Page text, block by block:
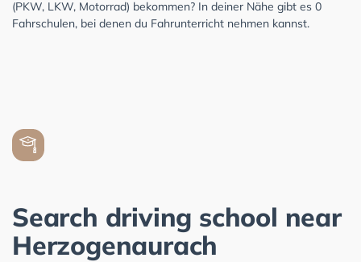
(PKW, LKW, Motorrad) bekommen? In deiner Nähe gibt es 0
Fahrschulen, bei denen du Fahrunterricht nehmen kannst.
Search driving school near
Herzogenaurach